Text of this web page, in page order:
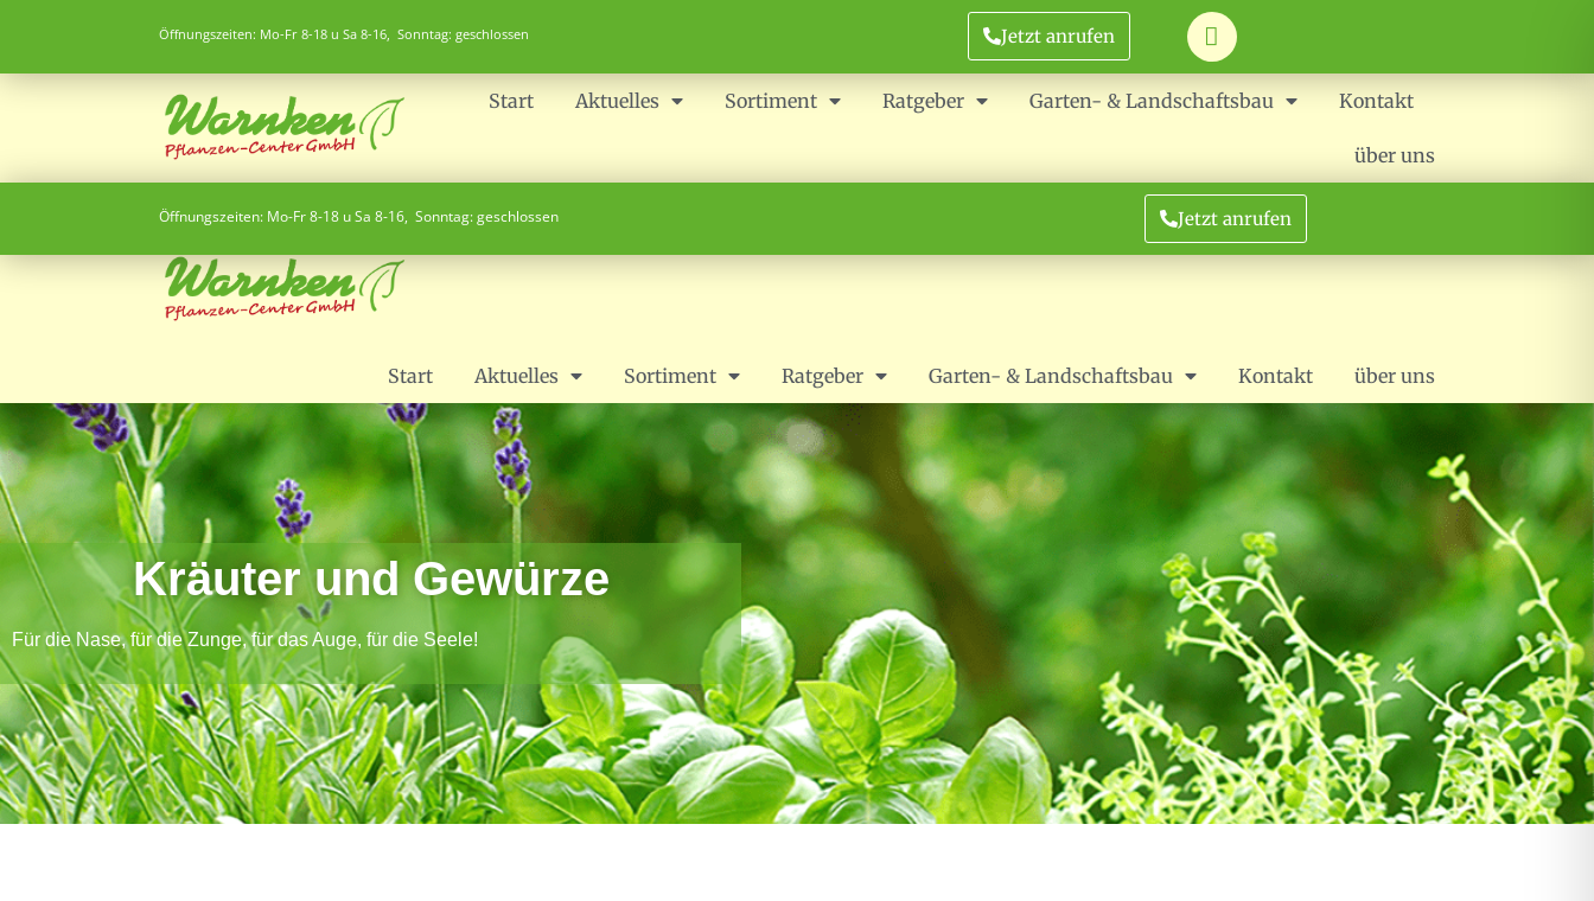
Öffnungszeiten: Mo-Fr 8-18 u Sa 8-16, Sonntag: geschlossen Jetzt anrufen
Start Aktuelles Sortiment Ratgeber Garten- & Landschaftsbau Kontakt
über uns
Öffnungszeiten: Mo-Fr 8-18 u Sa 8-16, Sonntag: geschlossen Jetzt anrufen
Start Aktuelles Sortiment Ratgeber Garten- & Landschaftsbau Kontakt über uns
Kräuter und Gewürze
Für die Nase, für die Zunge, für das Auge, für die Seele!